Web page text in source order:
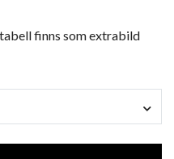
finns som extrabild